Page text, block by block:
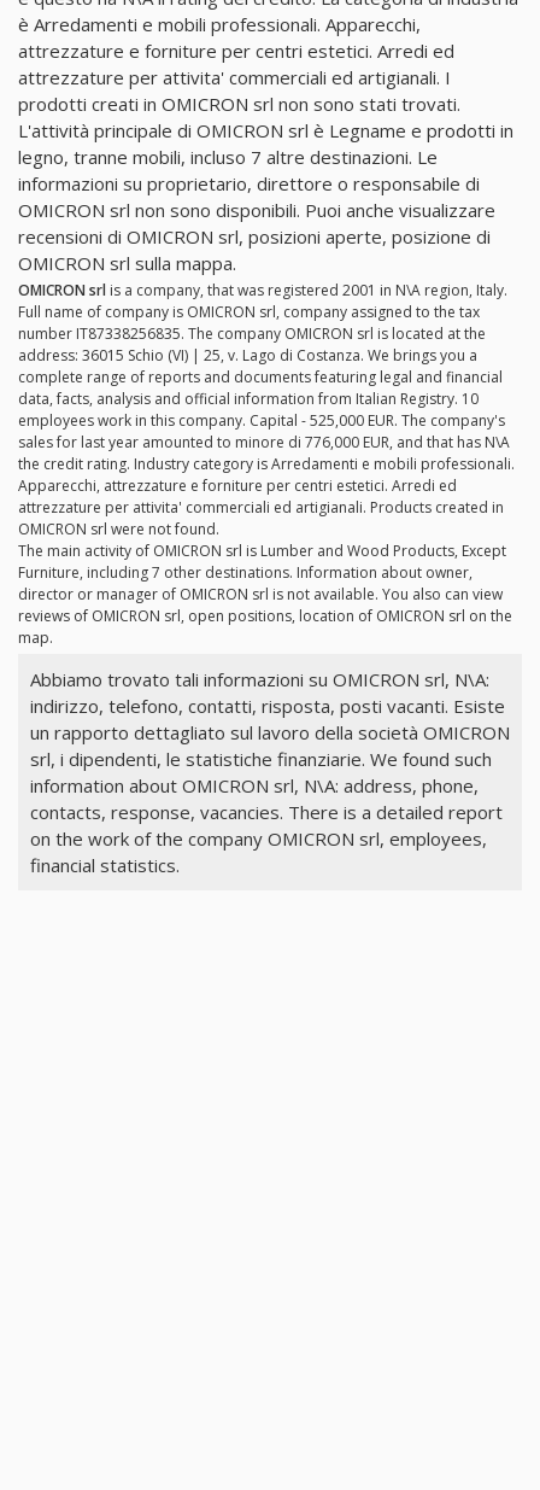
è Arredamenti e mobili professionali. Apparecchi,
attrezzature e forniture per centri estetici. Arredi ed
attrezzature per attivita' commerciali ed artigianali. I
prodotti creati in OMICRON srl non sono stati trovati.
L'attività principale di OMICRON srl è Legname e prodotti in
legno, tranne mobili, incluso 7 altre destinazioni. Le
informazioni su proprietario, direttore o responsabile di
OMICRON srl non sono disponibili. Puoi anche visualizzare
recensioni di OMICRON srl, posizioni aperte, posizione di
OMICRON srl sulla mappa.
OMICRON srl is a company, that was registered 2001 in N\A region, Italy.
Full name of company is OMICRON srl, company assigned to the tax
number IT87338256835. The company OMICRON srl is located at the
address: 36015 Schio (VI) | 25, v. Lago di Costanza. We brings you a
complete range of reports and documents featuring legal and financial
data, facts, analysis and official information from Italian Registry. 10
employees work in this company. Capital - 525,000 EUR. The company's
sales for last year amounted to minore di 776,000 EUR, and that has N\A
the credit rating. Industry category is Arredamenti e mobili professionali.
Apparecchi, attrezzature e forniture per centri estetici. Arredi ed
attrezzature per attivita' commerciali ed artigianali. Products created in
OMICRON srl were not found.
The main activity of OMICRON srl is Lumber and Wood Products, Except
Furniture, including 7 other destinations. Information about owner,
director or manager of OMICRON srl is not available. You also can view
reviews of OMICRON srl, open positions, location of OMICRON srl on the
map.
Abbiamo trovato tali informazioni su OMICRON srl, N\A:
indirizzo, telefono, contatti, risposta, posti vacanti. Esiste
un rapporto dettagliato sul lavoro della società OMICRON
srl, i dipendenti, le statistiche finanziarie. We found such
information about OMICRON srl, N\A: address, phone,
contacts, response, vacancies. There is a detailed report
on the work of the company OMICRON srl, employees,
financial statistics.